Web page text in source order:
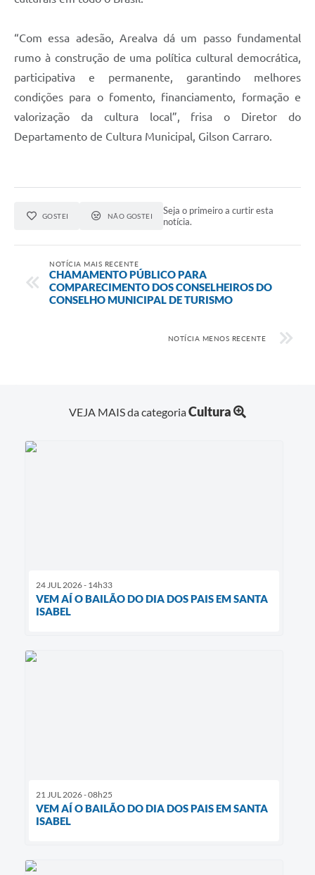
“Com essa adesão, Arealva dá um passo fundamental
rumo à construção de uma política cultural democrática,
participativa e permanente, garantindo melhores
condições para o fomento, financiamento, formação e
valorização da cultura local”, frisa o Diretor do
Departamento de Cultura Municipal, Gilson Carraro.
GOSTEI NÃO GOSTEI
Seja o primeiro a curtir esta
notícia.
NOTÍCIA MAIS RECENTE
CHAMAMENTO PÚBLICO PARA
COMPARECIMENTO DOS CONSELHEIROS DO
CONSELHO MUNICIPAL DE TURISMO
NOTÍCIA MENOS RECENTE
VEJA MAIS da categoriaCultura
24 JUL 2026 - 14h33
VEM AÍ O BAILÃO DO DIA DOS PAIS EM SANTA
ISABEL
21 JUL 2026 - 08h25
VEM AÍ O BAILÃO DO DIA DOS PAIS EM SANTA
ISABEL